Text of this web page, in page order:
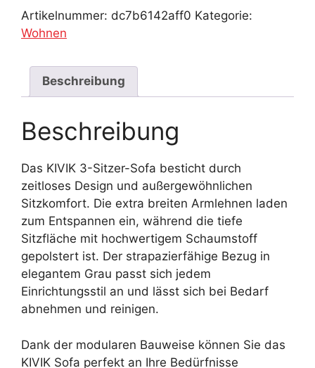
Artikelnummer: dc7b6142aff0 Kategorie:
Wohnen
Beschreibung
Beschreibung
Das KIVIK 3-Sitzer-Sofa besticht durch
zeitloses Design und außergewöhnlichen
Sitzkomfort. Die extra breiten Armlehnen laden
zum Entspannen ein, während die tiefe
Sitzfläche mit hochwertigem Schaumstoff
gepolstert ist. Der strapazierfähige Bezug in
elegantem Grau passt sich jedem
Einrichtungsstil an und lässt sich bei Bedarf
abnehmen und reinigen.
Dank der modularen Bauweise können Sie das
KIVIK Sofa perfekt an Ihre Bedürfnisse